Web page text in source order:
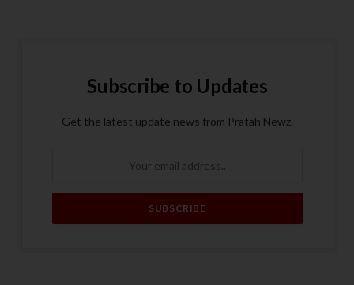
Subscribe to Updates
Get the latest update news from Pratah Newz.